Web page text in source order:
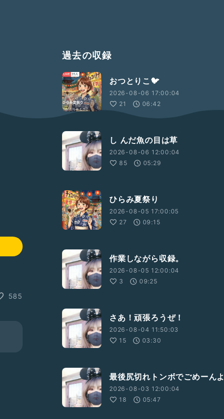
585
過去の収録
おつとりこ🐦️
2026-08-06 17:00:04
21
06:42
し んだ魚の目は草
2026-08-06 12:00:04
85
05:29
ひらみ夏祭り
2026-08-05 17:00:05
27
09:15
作業しながら収録。
2026-08-05 12:00:04
3
09:25
さあ！頑張ろうぜ！
2026-08-04 11:50:03
15
03:30
最後尻切れトンボでごめーんよ
2026-08-03 12:00:04
18
05:47